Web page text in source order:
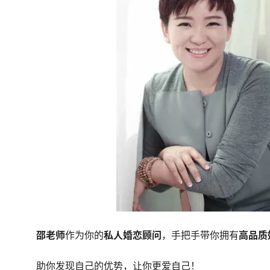
邵老师作为你的私人婚恋顾问，手把手带你拥有高品质
助你发现自己的优势，让你更爱自己！